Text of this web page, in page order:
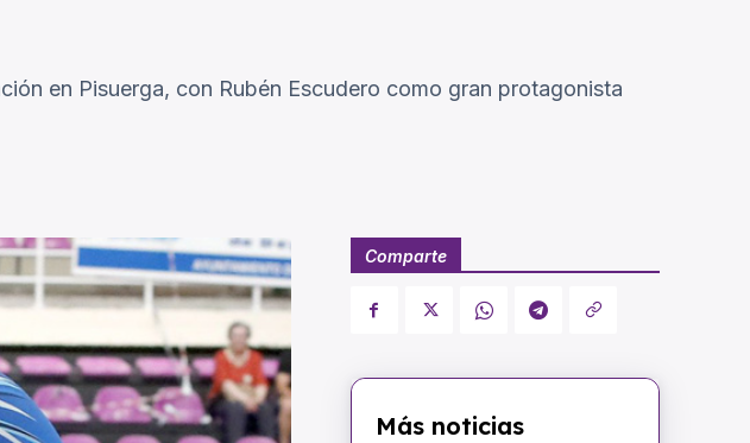
en Pisuerga, con Rubén Escudero como gran protagonista
Comparte
Más noticias